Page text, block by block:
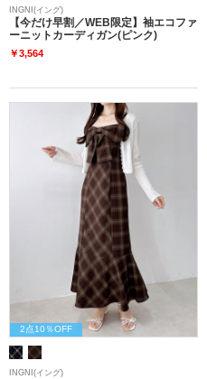
INGNI(イング)
【今だけ早割／WEB限定】袖エコファ
ーニットカーディガン(ピンク)
￥3,564
2点10％OFF
INGNI(イング)